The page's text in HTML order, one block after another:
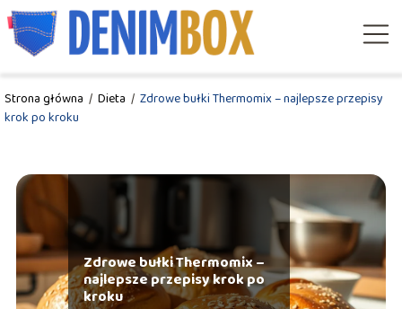
Strona główna / Dieta / Zdrowe bułki Thermomix – najlepsze przepisy
krok po kroku
Zdrowe bułki Thermomix –
najlepsze przepisy krok po
kroku